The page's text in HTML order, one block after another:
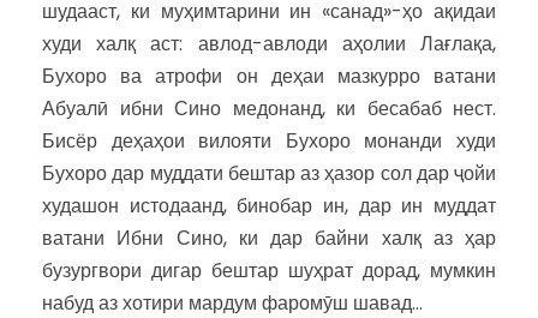
шудааст, ки муҳимтарини ин «санад»-ҳо ақидаи
худи халқ аст: авлод-авлоди аҳолии Лағлақа,
Бухоро ва атрофи он деҳаи мазкурро ватани
Абуалӣ ибни Сино медонанд, ки бесабаб нест.
Бисёр деҳаҳои вилояти Бухоро монанди худи
Бухоро дар муддати бештар аз ҳазор сол дар ҷойи
худашон истодаанд, бинобар ин, дар ин муддат
ватани Ибни Сино, ки дар байни халқ аз ҳар
бузургвори дигар бештар шуҳрат дорад, мумкин
набуд аз хотири мардум фаромӯш шавад…